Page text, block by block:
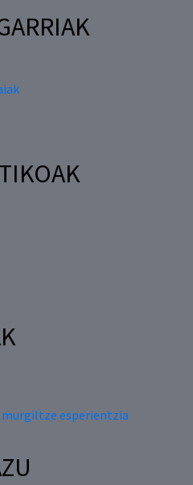
esperientzia